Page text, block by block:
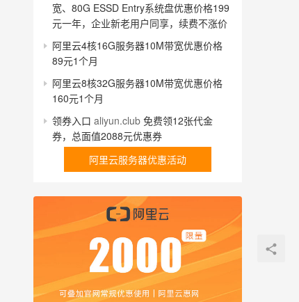
宽、80G ESSD Entry系统盘优惠价格199
元一年，企业新老用户同享，续费不涨价
阿里云4核16G服务器10M带宽优惠价格
89元1个月
阿里云8核32G服务器10M带宽优惠价格
160元1个月
领券入口 aliyun.club 免费领12张代金
券，总面值2088元优惠券
阿里云服务器优惠活动